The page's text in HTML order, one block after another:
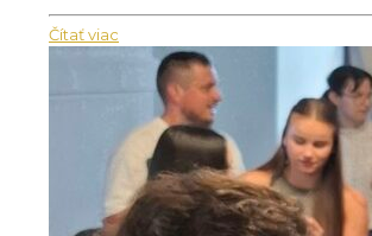
Čítať viac